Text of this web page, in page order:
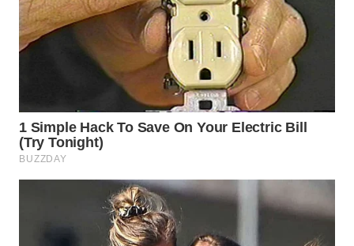
WN
SUMEDANG
WN
KEPULAUAN
TANGERANG